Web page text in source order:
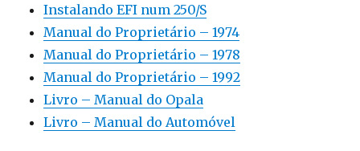
Instalando EFI num 250/S
Manual do Proprietário – 1974
Manual do Proprietário – 1978
Manual do Proprietário – 1992
Livro – Manual do Opala
Livro – Manual do Automóvel